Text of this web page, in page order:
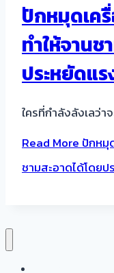
ปักหมุดเค
ทำให้จานช
ประหยัดแร
ใครที่กำลังลังเลว่า
Read More ปักหมุ
ชามสะอาดได้โดยป